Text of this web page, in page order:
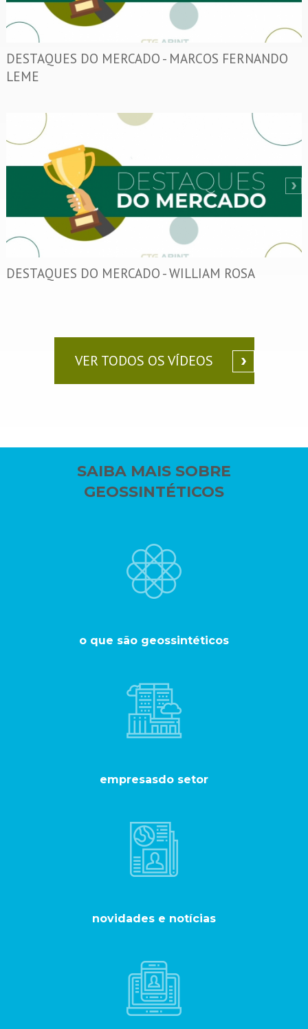
DESTAQUES DO MERCADO - MARCOS FERNANDO
LEME
DESTAQUES DO MERCADO - WILLIAM ROSA
VER TODOS OS VÍDEOS
SAIBA MAIS SOBRE
GEOSSINTÉTICOS
o que são geossintéticos
empresasdo setor
novidadese notícias